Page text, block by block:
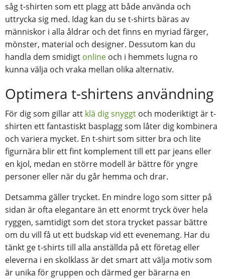
såg t-shirten som ett plagg att både använda och
uttrycka sig med. Idag kan du se t-shirts bäras av
människor i alla åldrar och det finns en myriad färger,
mönster, material och designer. Dessutom kan du
handla dem smidigt online och i hemmets lugna ro
kunna välja och vraka mellan olika alternativ.
Optimera t-shirtens användning
För dig som gillar att klä dig snyggt och moderiktigt är t-
shirten ett fantastiskt basplagg som låter dig kombinera
och variera mycket. En t-shirt som sitter bra och lite
figurnära blir ett fint komplement till ett par jeans eller
en kjol, medan en större modell är bättre för yngre
personer eller när du går hemma och drar.
Detsamma gäller trycket. En mindre logo som sitter på
sidan är ofta elegantare än ett enormt tryck över hela
ryggen, samtidigt som det stora trycket passar bättre
om du vill få ut ett budskap vid ett evenemang. Har du
tänkt ge t-shirts till alla anställda på ett företag eller
eleverna i en skolklass är det smart att välja motiv som
är unika för gruppen och därmed ger bärarna en